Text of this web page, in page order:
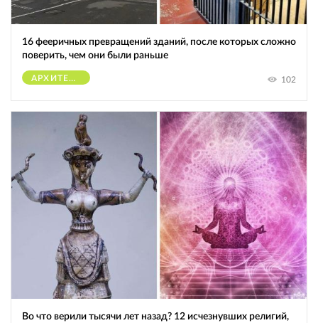
16 фееричных превращений зданий, после которых сложно
поверить, чем они были раньше
АРХИТЕКТУРА 102
Во что верили тысячи лет назад? 12 исчезнувших религий,